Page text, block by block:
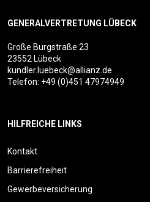
GENERALVERTRETUNG LÜBECK
Große Burgstraße 23
23552 Lübeck
kundler.luebeck@allianz.de
Telefon: +49 (0)451 47974949
HILFREICHE LINKS
Kontakt
Barrierefreiheit
Gewerbeversicherung